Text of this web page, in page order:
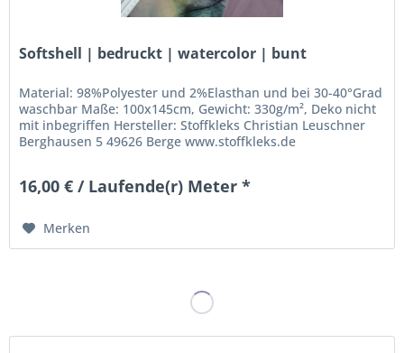
Softshell | bedruckt | watercolor | bunt
Material: 98%Polyester und 2%Elasthan und bei 30-40°Grad
waschbar Maße: 100x145cm, Gewicht: 330g/m², Deko nicht
mit inbegriffen Hersteller: Stoffkleks Christian Leuschner
Berghausen 5 49626 Berge www.stoffkleks.de
16,00 € / Laufende(r) Meter *
Merken